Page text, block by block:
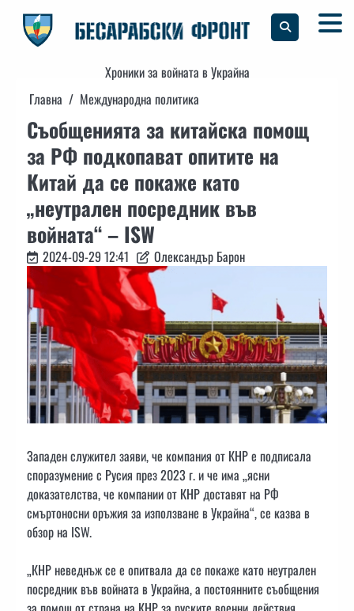
content
Хроники за войната в Украйна
Главна
Международна политика
Съобщенията за китайска помощ
за РФ подкопават опитите на
Китай да се покаже като
„неутрален посредник във
войната“ – ISW
2024-09-29 12:41 Олександър Барон
Западен служител заяви, че компания от КНР е подписала
споразумение с Русия през 2023 г. и че има „ясни
доказателства, че компании от КНР доставят на РФ
смъртоносни оръжия за използване в Украйна“, се казва в
обзор на ISW.
„КНР неведнъж се е опитвала да се покаже като неутрален
посредник във войната в Украйна, а постоянните съобщения